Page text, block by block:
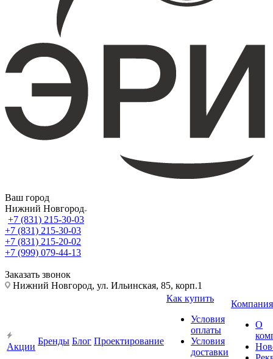
Ваш город
Нижний Новгород
+7 (831) 215-30-03
+7 (831) 215-30-03
+7 (831) 215-20-02
+7 (999) 079-44-13
Заказать звонок
Нижний Новгород, ул. Ильинская, 85, корп.1
Акции
Бренды Блог Проектирование
Как купить
Условия
оплаты
Условия
доставки
Компания
О